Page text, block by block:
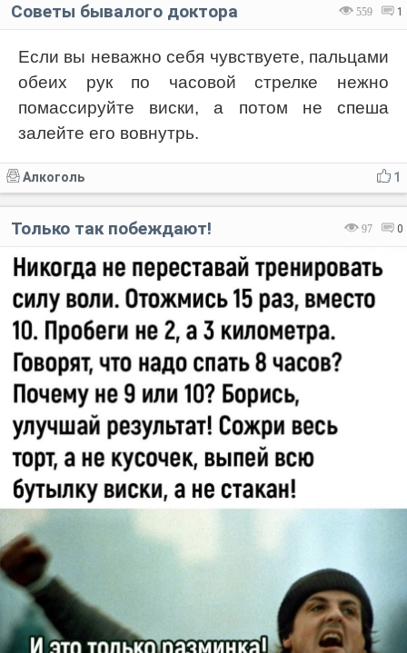
559 1
Советы бывалого доктора
Если вы неважно себя чувствуете, пальцами
обеих рук по часовой стрелке нежно
помассируйте виски, а потом не спеша
залейте его вовнутрь.
1
Алкоголь
97 0
Только так побеждают!